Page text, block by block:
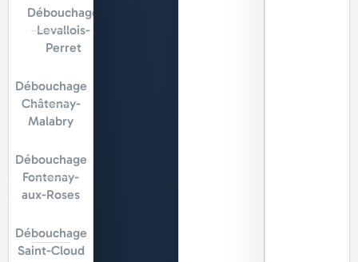
Débouchage
Levallois-
Perret
Débouchage
Châtenay-
Malabry
Débouchage
Fontenay-
aux-Roses
Débouchage
Saint-Cloud